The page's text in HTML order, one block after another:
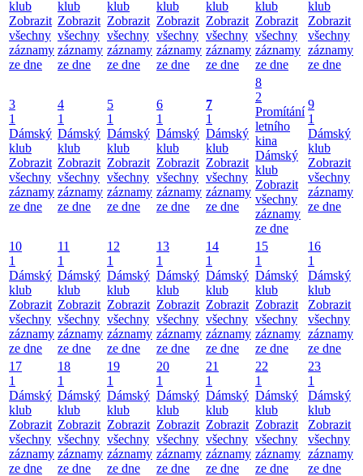
klub
Zobrazit
všechny
záznamy
ze dne
klub
Zobrazit
všechny
záznamy
ze dne
klub
Zobrazit
všechny
záznamy
ze dne
klub
Zobrazit
všechny
záznamy
ze dne
klub
Zobrazit
všechny
záznamy
ze dne
klub
Zobrazit
všechny
záznamy
ze dne
klub
Zobrazit
všechny
záznamy
ze dne
3
1
Dámský
klub
Zobrazit
všechny
záznamy
ze dne
4
1
Dámský
klub
Zobrazit
všechny
záznamy
ze dne
5
1
Dámský
klub
Zobrazit
všechny
záznamy
ze dne
6
1
Dámský
klub
Zobrazit
všechny
záznamy
ze dne
7
1
Dámský
klub
Zobrazit
všechny
záznamy
ze dne
8
2
Promítání
letního
kina
Dámský
klub
Zobrazit
všechny
záznamy
ze dne
9
1
Dámský
klub
Zobrazit
všechny
záznamy
ze dne
10
1
Dámský
klub
Zobrazit
všechny
záznamy
ze dne
11
1
Dámský
klub
Zobrazit
všechny
záznamy
ze dne
12
1
Dámský
klub
Zobrazit
všechny
záznamy
ze dne
13
1
Dámský
klub
Zobrazit
všechny
záznamy
ze dne
14
1
Dámský
klub
Zobrazit
všechny
záznamy
ze dne
15
1
Dámský
klub
Zobrazit
všechny
záznamy
ze dne
16
1
Dámský
klub
Zobrazit
všechny
záznamy
ze dne
17
1
Dámský
klub
Zobrazit
všechny
záznamy
ze dne
18
1
Dámský
klub
Zobrazit
všechny
záznamy
ze dne
19
1
Dámský
klub
Zobrazit
všechny
záznamy
ze dne
20
1
Dámský
klub
Zobrazit
všechny
záznamy
ze dne
21
1
Dámský
klub
Zobrazit
všechny
záznamy
ze dne
22
1
Dámský
klub
Zobrazit
všechny
záznamy
ze dne
23
1
Dámský
klub
Zobrazit
všechny
záznamy
ze dne